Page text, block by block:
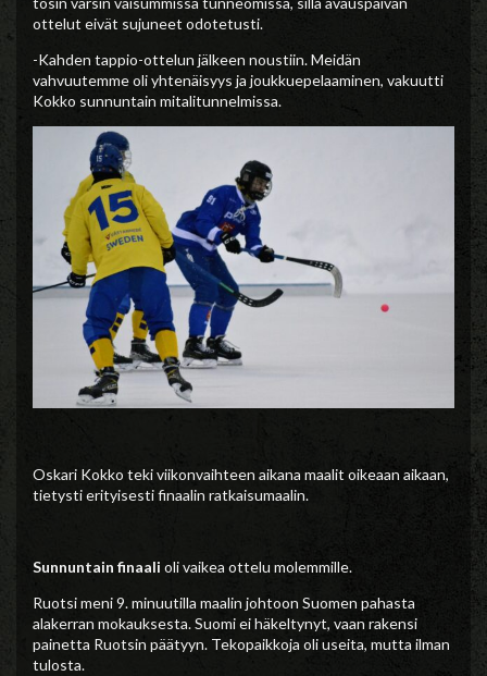
ottelut eivät sujuneet odotetusti.
-Kahden tappio-ottelun jälkeen noustiin. Meidän
vahvuutemme oli yhtenäisyys ja joukkuepelaaminen, vakuutti
Kokko sunnuntain mitalitunnelmissa.
Oskari Kokko teki viikonvaihteen aikana maalit oikeaan aikaan,
tietysti erityisesti finaalin ratkaisumaalin.
Sunnuntain finaali oli vaikea ottelu molemmille.
Ruotsi meni 9. minuutilla maalin johtoon Suomen pahasta
alakerran mokauksesta. Suomi ei häkeltynyt, vaan rakensi
painetta Ruotsin päätyyn. Tekopaikkoja oli useita, mutta ilman
tulosta.